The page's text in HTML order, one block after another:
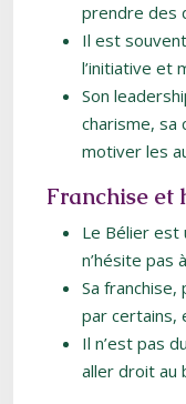
prendre des
Il est
l’initiative et
Son
charisme, sa
motiver les
Franchise et
Le Bélier est
n’hésite pas
Sa
par certains,
Il n’est pas
aller droit au